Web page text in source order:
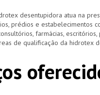
desentupidora atua na
prédios e estabelecimentos
farmácias,
de qualificação da hidrotex